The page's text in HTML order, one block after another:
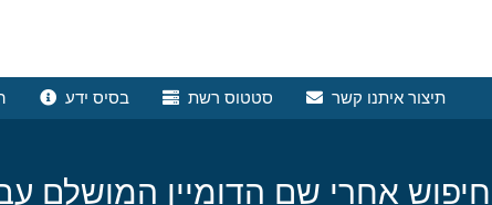
בסיס ידע סטטוס רשת תיצור איתנו קשר